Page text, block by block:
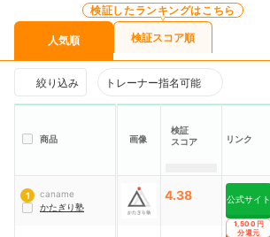
人気順
検証したランキングはこちら
検証スコア順
絞り込み トレーナー指名可能
商品 画像
検証
スコア
リンク
1
caname
かたぎり塾
4.38 公式サイト
1,500円
分還元